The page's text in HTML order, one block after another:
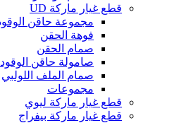
قطع غيار ماركة UD
مجموعة حاقن
فوهة الحقن
صمام الحقن
صامولة حاقن الوقود
صمام الملف اللولبي
مجموعات
قطع غيار ماركة ليوي
قطع غيار ماركة بيفراج